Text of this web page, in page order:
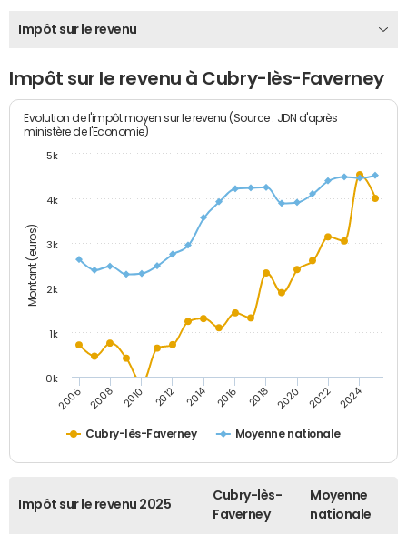
Impôt sur le revenu
Impôt sur le revenu à Cubry-lès-Faverney
Montant (euros)
Evolution de l'impôt moyen sur le revenu (Source : JDN d'après
ministère de l'Economie)
Cubry-lès-Faverney Moyenne nationale
2006 2008 2010 2012 2014 2016 2018 2020 2022 2024
0k
1k
2k
3k
4k
5k
Impôt sur le revenu 2025
Cubry-lès-
Faverney
Moyenne
nationale